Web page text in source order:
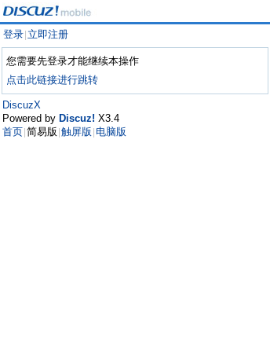
登录 立即注册
您需要先登录才能继续本操作
点击此链接进行跳转
DiscuzX
Powered by Discuz! X3.4
首页 简易版 触屏版 电脑版